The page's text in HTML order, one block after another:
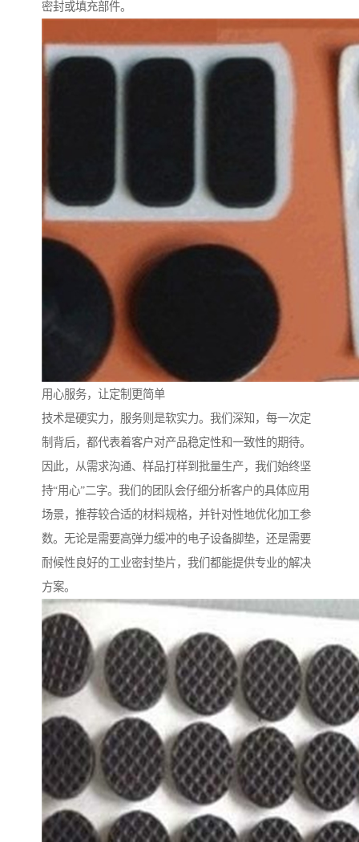
密封或填充部件。
用心服务，让定制更简单
技术是硬实力，服务则是软实力。我们深知，每一次定
制背后，都代表着客户对产品稳定性和一致性的期待。
因此，从需求沟通、样品打样到批量生产，我们始终坚
持“用心”二字。我们的团队会仔细分析客户的具体应用
场景，推荐较合适的材料规格，并针对性地优化加工参
数。无论是需要高弹力缓冲的电子设备脚垫，还是需要
耐候性良好的工业密封垫片，我们都能提供专业的解决
方案。